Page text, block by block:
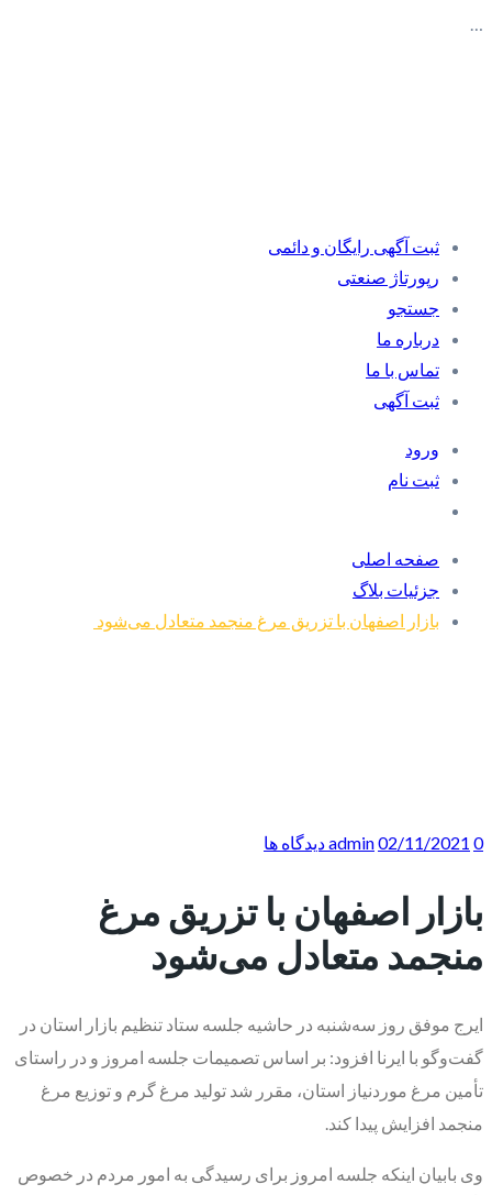
…
ثبت آگهی رایگان و دائمی
رپورتاژ صنعتی
جستجو
درباره ما
تماس با ما
ثبت آگهی
ورود
ثبت نام
صفحه اصلی
جزئیات بلاگ
بازار اصفهان با تزریق مرغ منجمد متعادل می‌شود
admin02/11/2021 0 دیدگاه ها
بازار اصفهان با تزریق مرغ
منجمد متعادل می‌شود
ایرج موفق روز سه‌شنبه در حاشیه جلسه ستاد تنظیم بازار استان در
گفت‌وگو با ایرنا افزود: بر اساس تصمیمات جلسه امروز و در راستای
تأمین مرغ موردنیاز استان، مقرر شد تولید مرغ گرم و توزیع مرغ
منجمد افزایش پیدا کند.
وی بابیان اینکه جلسه امروز برای رسیدگی به امور مردم در خصوص